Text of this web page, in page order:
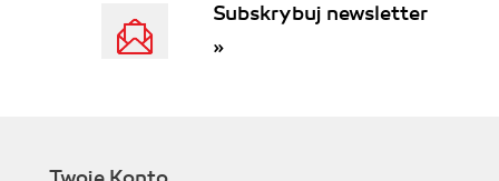
Subskrybuj newsletter
»